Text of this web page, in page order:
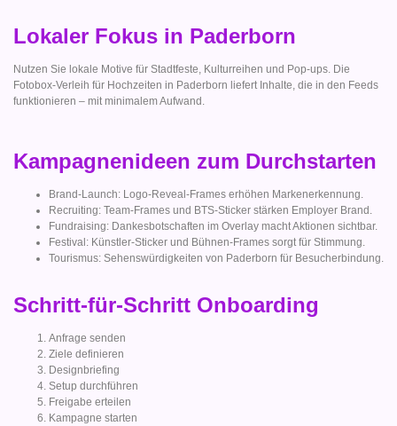
Lokaler Fokus in Paderborn
Nutzen Sie lokale Motive für Stadtfeste, Kulturreihen und Pop-ups. Die
Fotobox-Verleih für Hochzeiten in Paderborn liefert Inhalte, die in den Feeds
funktionieren – mit minimalem Aufwand.
Kampagnenideen zum Durchstarten
Brand-Launch: Logo-Reveal-Frames erhöhen Markenerkennung.
Recruiting: Team-Frames und BTS-Sticker stärken Employer Brand.
Fundraising: Dankesbotschaften im Overlay macht Aktionen sichtbar.
Festival: Künstler-Sticker und Bühnen-Frames sorgt für Stimmung.
Tourismus: Sehenswürdigkeiten von Paderborn für Besucherbindung.
Schritt-für-Schritt Onboarding
Anfrage senden
Ziele definieren
Designbriefing
Setup durchführen
Freigabe erteilen
Kampagne starten